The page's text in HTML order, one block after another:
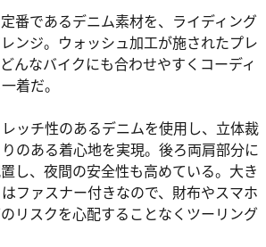
番であるデニム素材を、ライディング
ンジ。ウォッシュ加工が施されたプレ
んなバイクにも合わせやすくコーディ
着だ。
ッチ性のあるデニムを使用し、立体裁
のある着心地を実現。後ろ両肩部分に
し、夜間の安全性も高めている。大き
ファスナー付きなので、財布やスマホ
リスクを心配することなくツーリング